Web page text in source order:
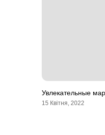
Увлекательные
15 Квітня, 2022